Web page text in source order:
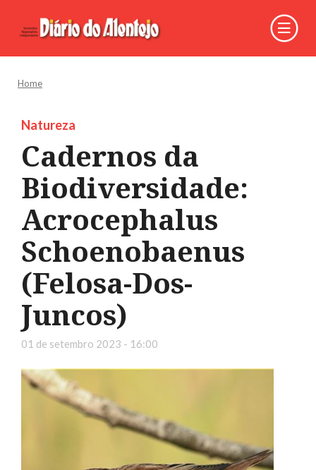
Home
Natureza
Cadernos da
Biodiversidade:
Acrocephalus
Schoenobaenus
(Felosa-Dos-
Juncos)
01 de setembro 2023 - 16:00